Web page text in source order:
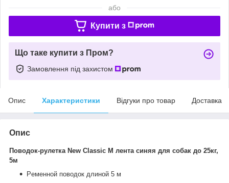
або
Купити з
Що таке купити з Пром?
Замовлення під захистом
Опис Характеристики Відгуки про товар Доставка
Опис
Поводок-рулетка New Classic M лента синяя для собак до 25кг,
5м
Pеменной поводок длиной 5 м